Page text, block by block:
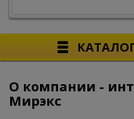
О компании -
Мирэкс